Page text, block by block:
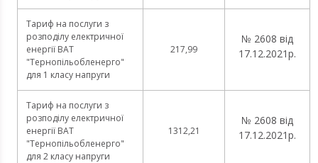
Тариф на послуги з
розподілу електричної
енергії ВАТ
"Тернопільобленерго"
для 1 класу напруги
217,99
№ 2608 від
17.12.2021р.
Тариф на послуги з
розподілу електричної
енергії ВАТ
"Тернопільобленерго"
для 2 класу напруги
1312,21
№ 2608 від
17.12.2021р.